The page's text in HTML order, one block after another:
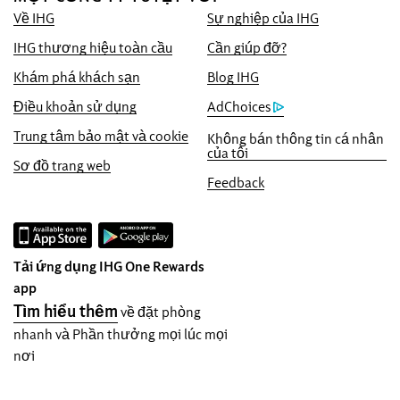
Về IHG
Sự nghiệp của IHG
IHG thương hiệu toàn cầu
Cần giúp đỡ?
Khám phá khách sạn
Blog IHG
Điều khoản sử dụng
AdChoices
Trung tâm bảo mật và cookie
Không bán thông tin cá nhân
của tôi
Sơ đồ trang web
Feedback
Tải ứng dụng IHG One Rewards
app
Tìm hiểu thêm về đặt phòng
nhanh và Phần thưởng mọi lúc mọi
nơi
mức giá trực tuyến thấp nhất hiện có, nếu
không chúng tôi sẽ áp dụng mức giá đó và
tặng quý vị gấp năm lần điểm IHG®
Rewards, tối đa đến 40.000 điểm.
Đảm bảo đặt chỗ trực tuyến
Phòng của bạn được đảm bảo.
Không thu phí đặt phòng!
InterContinental Hotels & Resorts trong cửa
sổ trình duyệt này.
Bảo mật dữ liệu và bảo mật trang web
IHG coi trọng quyền riêng tư của bạn và
làm việc để bảo vệ bạn. Tất cả các thông tin
cá nhân bạn cung cấp được mã hóa và bảo
mật.